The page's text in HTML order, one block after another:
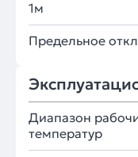
1м
Предельное
Диапазон
температур